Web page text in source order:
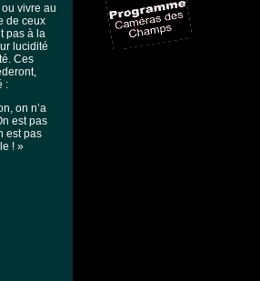
vivre au
de ceux
pas à la
lucidité
Ces
:
on n’a
est pas
est pas
! »